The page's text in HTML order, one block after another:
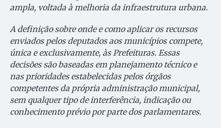
ampla, voltada à melhoria da infraestrutura urbana.
A definição sobre onde e como aplicar os recursos
enviados pelos deputados aos municípios compete,
única e exclusivamente, às Prefeituras. Essas
decisões são baseadas em planejamento técnico e
nas prioridades estabelecidas pelos órgãos
competentes da própria administração municipal,
sem qualquer tipo de interferência, indicação ou
conhecimento prévio por parte dos parlamentares.